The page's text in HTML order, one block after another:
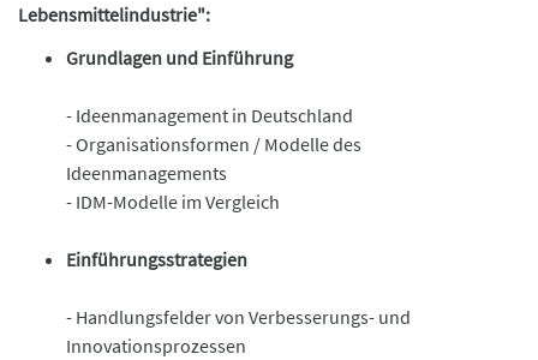
Lebensmittelindustrie":
Grundlagen und Einführung
- Ideenmanagement in Deutschland
- Organisationsformen / Modelle des
Ideenmanagements
- IDM-Modelle im Vergleich
Einführungsstrategien
- Handlungsfelder von Verbesserungs- und
Innovationsprozessen